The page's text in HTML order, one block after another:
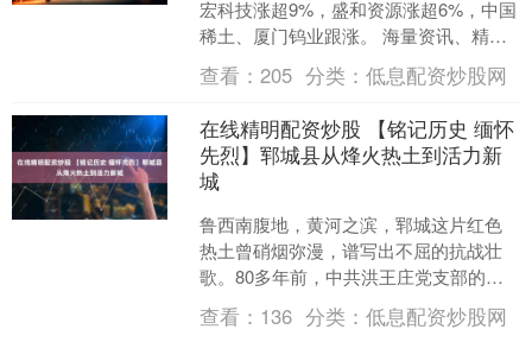
宏科技涨超9%，盛和资源涨超6%，中国
稀土、厦门钨业跟涨。 海量资讯、精准
解读，尽在新浪财经APP....
查看：205 分类：低息配资炒股网
在线精明配资炒股 【铭记历史 缅怀
先烈】郓城县从烽火热土到活力新
城
鲁西南腹地，黄河之滨，郓城这片红色
热土曾硝烟弥漫，谱写出不屈的抗战壮
歌。80多年前，中共洪王庄党支部的星
星之火在线精明配资炒股，点燃了运西
抗日根据地的燎原之势；....
查看： 136 分类：低息配资炒股网